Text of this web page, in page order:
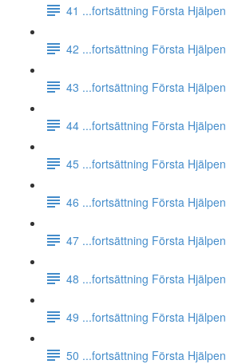
41 ...fortsättning Första Hjälpen
42 ...fortsättning Första Hjälpen
43 ...fortsättning Första Hjälpen
44 ...fortsättning Första Hjälpen
45 ...fortsättning Första Hjälpen
46 ...fortsättning Första Hjälpen
47 ...fortsättning Första Hjälpen
48 ...fortsättning Första Hjälpen
49 ...fortsättning Första Hjälpen
50 ...fortsättning Första Hjälpen